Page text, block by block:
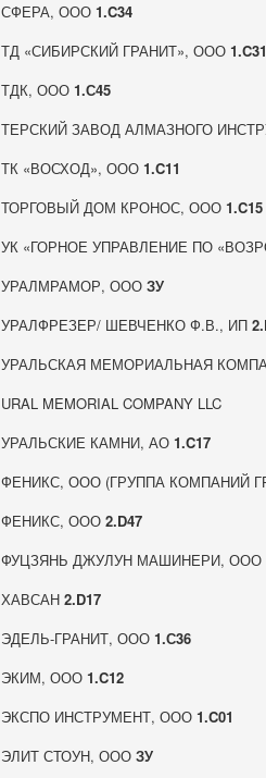
СФЕРА, ООО1.C34
ТД «СИБИРСКИЙ ГРАНИТ», ООО
ТДК, ООО1.С45
ТЕРСКИЙ ЗАВОД АЛМАЗНОГО
ТК «ВОСХОД», ООО 1.C11
ТОРГОВЫЙ ДОМ КРОНОС, ООО1.C15
УК «ГОРНОЕ УПРАВЛЕНИЕ ПО
УРАЛМРАМОР, ОООЗУ
УРАЛФРЕЗЕР/ ШЕВЧЕНКО Ф.В., ИП
УРАЛЬСКАЯ МЕМОРИАЛЬНАЯ
URAL MEMORIAL COMPANY LLC
УРАЛЬСКИЕ КАМНИ, АО1.C17
ФЕНИКС, ООО (ГРУППА КОМПАНИЙ
ФЕНИКС, ООО2.D47
ФУЦЗЯНЬ ДЖУЛУН МАШИНЕРИ, ООО
ХАВСАН2.D17
ЭДЕЛЬ-ГРАНИТ, ООО1.С36
ЭКИМ, ООО1.C12
ЭКСПО ИНСТРУМЕНТ, ООО1.C01
ЭЛИТ СТОУН, ОООЗУ